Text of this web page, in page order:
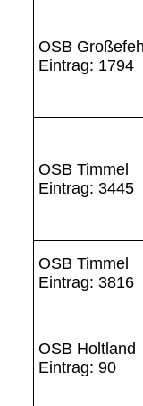
OSB
Eintrag: 1794
OSB Timmel
Eintrag: 3445
OSB Timmel
Eintrag: 3816
OSB Holtland
Eintrag: 90